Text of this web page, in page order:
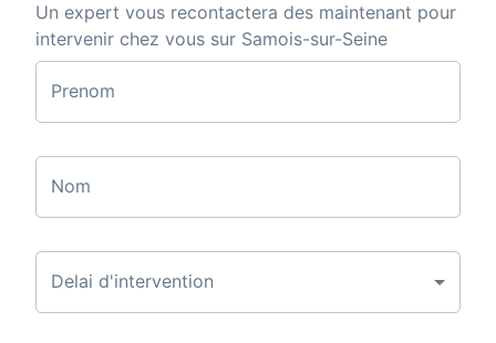
Un expert vous recontactera des maintenant pour
intervenir chez vous sur Samois-sur-Seine
Prenom
Nom
Delai d'intervention